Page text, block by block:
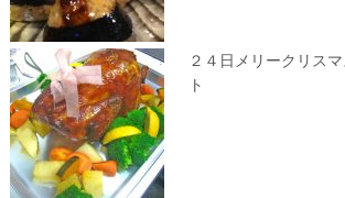
２４日メリークリスマ
ト